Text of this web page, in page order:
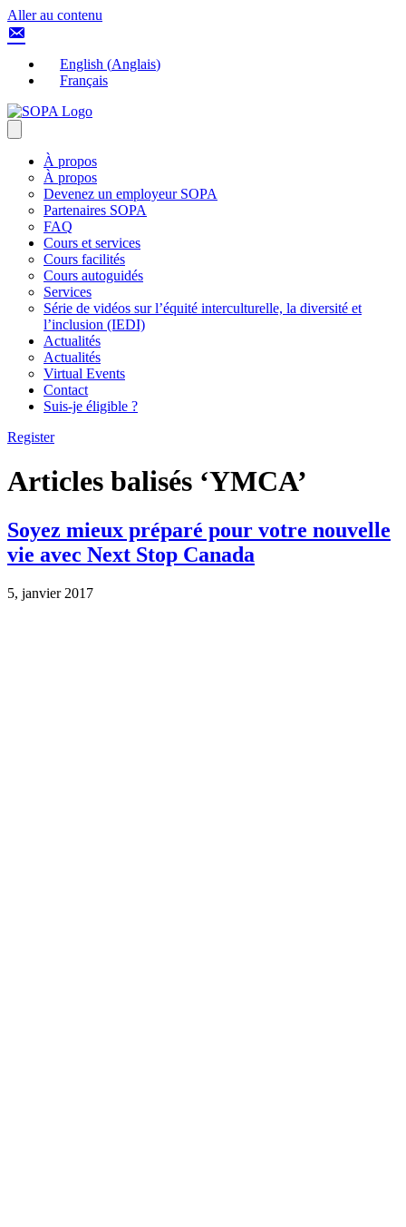
Aller au contenu
English (Anglais)
Français
À propos
À propos
Devenez un employeur SOPA
Partenaires SOPA
FAQ
Cours et services
Cours facilités
Cours autoguidés
Services
Série de vidéos sur l’équité interculturelle, la diversité et
l’inclusion (IEDI)
Actualités
Actualités
Virtual Events
Contact
Suis-je éligible ?
Register
Articles balisés ‘YMCA’
Soyez mieux préparé pour votre nouvelle
vie avec Next Stop Canada
5, janvier 2017